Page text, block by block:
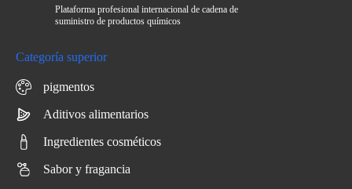
Plataforma profesional internacional de cadena de
suministro de productos químicos
Categoría superior
pigmentos
Aditivos alimentarios
Ingredientes cosméticos
Sabor y fragancia